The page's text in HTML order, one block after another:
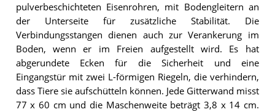
pulverbeschichteten Eisenrohren, mit Bodengleitern an
der Unterseite für zusätzliche Stabilität. Die
Verbindungsstangen dienen auch zur Verankerung im
Boden, wenn er im Freien aufgestellt wird. Es hat
abgerundete Ecken für die Sicherheit und eine
Eingangstür mit zwei L-förmigen Riegeln, die verhindern,
dass Tiere sie aufschütteln können. Jede Gitterwand misst
77 x 60 cm und die Maschenweite beträgt 3,8 x 14 cm.